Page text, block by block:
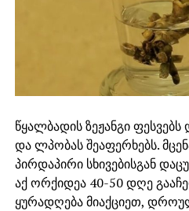
წყალბადის ზეჟანგი ფესვებს
და ლპობას შეაფერხებს.
პირდაპირი სხივებისგან
აქ ორქიდეა 40-50 დღე
ყურადღება მიაქციეთ,